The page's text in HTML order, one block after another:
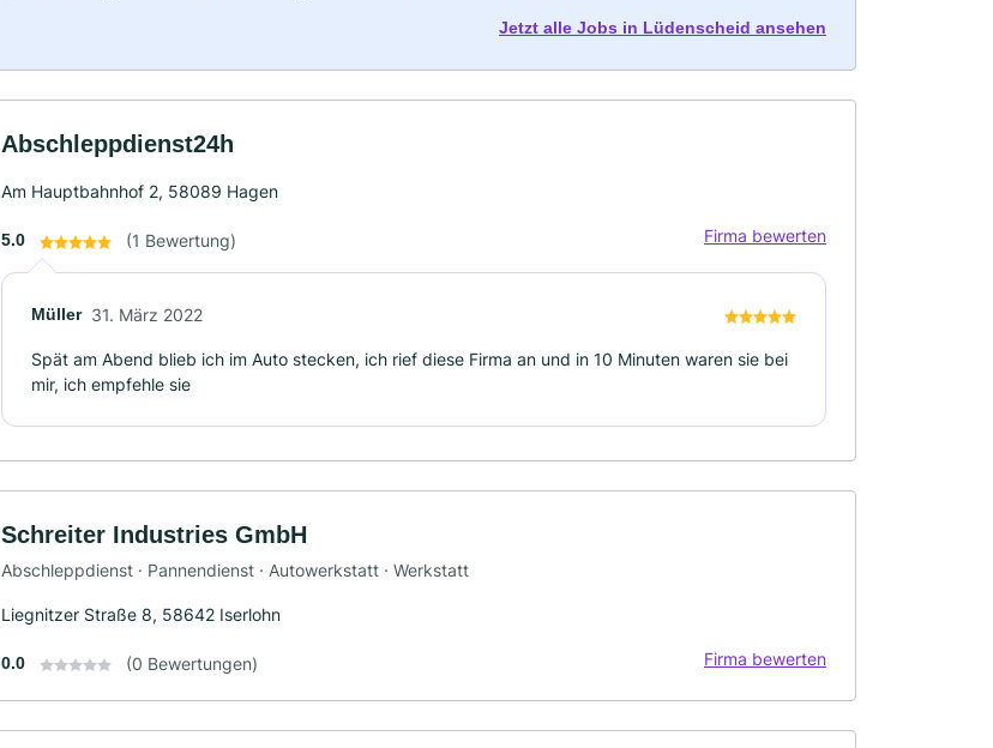
Jetzt alle Jobs in Lüdenscheid ansehen
Abschleppdienst24h
Am Hauptbahnhof 2, 58089 Hagen
5.0 (1 Bewertung) Firma bewerten
Müller 31. März 2022
Spät am Abend blieb ich im Auto stecken, ich rief diese Firma an und in 10 Minuten waren sie bei
mir, ich empfehle sie
Schreiter Industries GmbH
Abschleppdienst · Pannendienst · Autowerkstatt · Werkstatt
Liegnitzer Straße 8, 58642 Iserlohn
0.0 (0 Bewertungen) Firma bewerten